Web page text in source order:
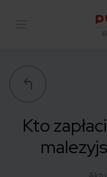
Kto